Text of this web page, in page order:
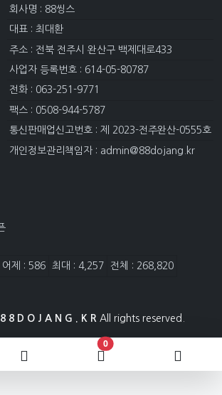
회사명 : 88씽스
대표 : 최대환
주소 : 전북 전주시 완산구 백제대로433
사업자 등록번호 : 614-05-80787
전화 : 063-251-9771
팩스 : 0508-944-5787
통신판매업신고번호 : 제 2023-전주완산-0555호
개인정보관리책임자 : admin@88dojang.kr
어제 : 586 최대 : 4,257 전체 : 268,820
8 8 D O J A N G . K R All rights reserved.
0장바구니 담은 개수